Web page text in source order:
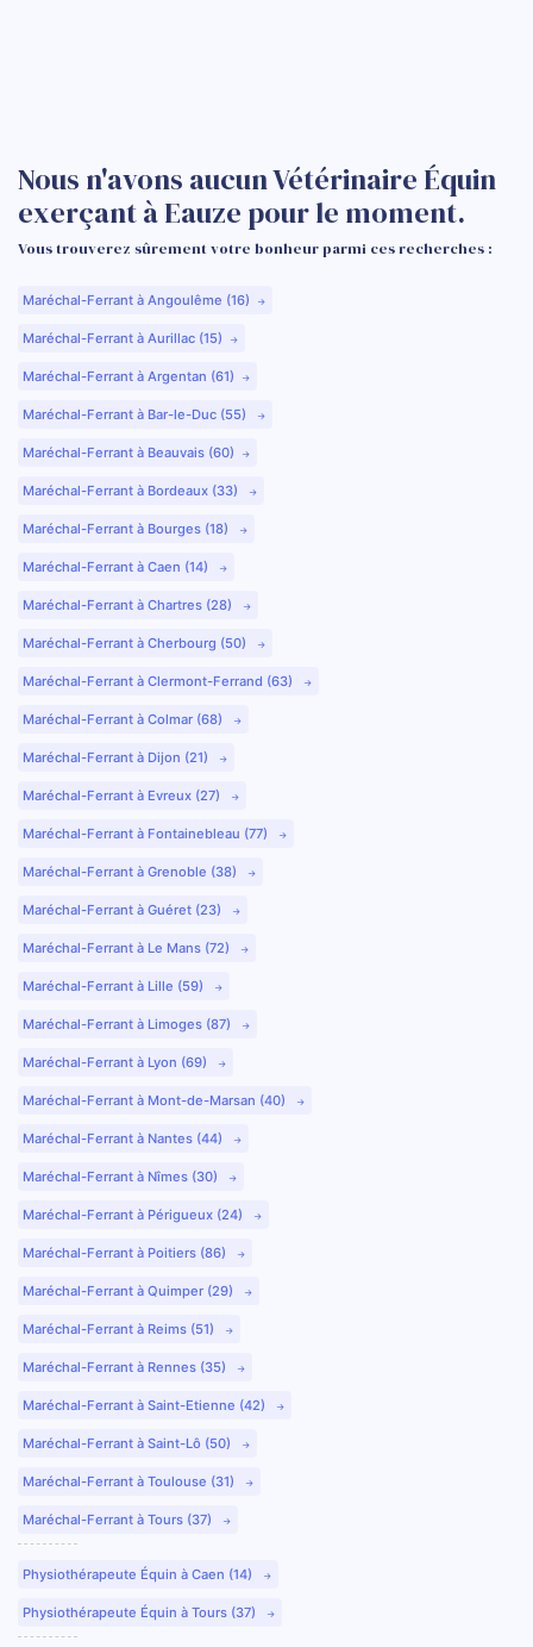
Nous n'avons aucun Vétérinaire Équin
exerçant à Eauze pour le moment.
Vous trouverez sûrement votre bonheur parmi ces recherches :
Maréchal-Ferrant à Angoulême (16)
Maréchal-Ferrant à Aurillac (15)
Maréchal-Ferrant à Argentan (61)
Maréchal-Ferrant à Bar-le-Duc (55)
Maréchal-Ferrant à Beauvais (60)
Maréchal-Ferrant à Bordeaux (33)
Maréchal-Ferrant à Bourges (18)
Maréchal-Ferrant à Caen (14)
Maréchal-Ferrant à Chartres (28)
Maréchal-Ferrant à Cherbourg (50)
Maréchal-Ferrant à Clermont-Ferrand (63)
Maréchal-Ferrant à Colmar (68)
Maréchal-Ferrant à Dijon (21)
Maréchal-Ferrant à Evreux (27)
Maréchal-Ferrant à Fontainebleau (77)
Maréchal-Ferrant à Grenoble (38)
Maréchal-Ferrant à Guéret (23)
Maréchal-Ferrant à Le Mans (72)
Maréchal-Ferrant à Lille (59)
Maréchal-Ferrant à Limoges (87)
Maréchal-Ferrant à Lyon (69)
Maréchal-Ferrant à Mont-de-Marsan (40)
Maréchal-Ferrant à Nantes (44)
Maréchal-Ferrant à Nîmes (30)
Maréchal-Ferrant à Périgueux (24)
Maréchal-Ferrant à Poitiers (86)
Maréchal-Ferrant à Quimper (29)
Maréchal-Ferrant à Reims (51)
Maréchal-Ferrant à Rennes (35)
Maréchal-Ferrant à Saint-Etienne (42)
Maréchal-Ferrant à Saint-Lô (50)
Maréchal-Ferrant à Toulouse (31)
Maréchal-Ferrant à Tours (37)
Physiothérapeute Équin à Caen (14)
Physiothérapeute Équin à Tours (37)